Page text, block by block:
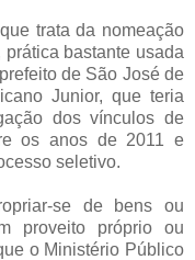
trata da nomeação
bastante usada
de São José de
Junior, que teria
dos vínculos de
os anos de 2011 e
seletivo.
se de bens ou
proveito próprio ou
o Ministério Público